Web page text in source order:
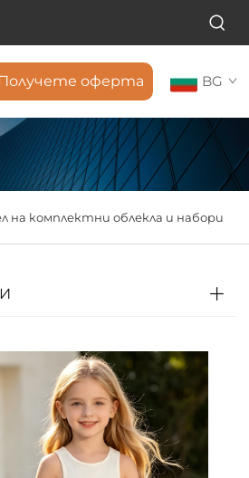
Получете оферта BG
на комплектни облекла и набори